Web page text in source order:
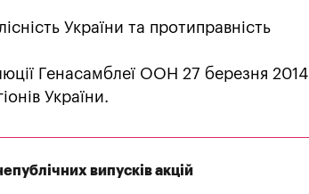
України та протиправність
Генасамблеї ООН 27 березня 2014
України.
випусків акцій